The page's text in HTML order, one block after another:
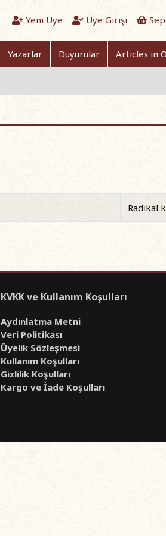
Yeni Üye Üye Girişi
Yazarlar Duyurular Articles in
Radikal
KVKK ve Kullanım Koşulları
Aydınlatma Metni
Veri Politikası
Üyelik Sözleşmesi
Kullanım Koşulları
Gizlilik Koşulları
Kargo ve İade Koşulları